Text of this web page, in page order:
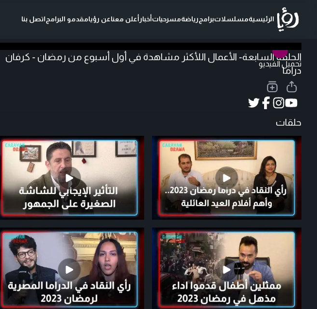
الرئيسيةمسلسلاتبرامجرياضةمسرحياتأخبارأعلن معناعن رؤيامقدمو البرامجاتصل بنا
تحميل الفيديو
الحلقة السابعة- الأعمال اللأكثر مشاهدة في أول أسبوع من رمضان - كرفان
دراما
حلقات